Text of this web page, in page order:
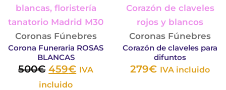
pueden
elegir
en
la
en
la
Coronas Fúnebres
Corona Funeraria ROSAS
BLANCAS
500€
original
era:
500€.
459€
actual
es:
459€.
IVA
incluido
tiene
múltiples
variantes.
Las
opciones
se
Coronas Fúnebres
Corazón de claveles para
difuntos
279€ IVA incluido
Las